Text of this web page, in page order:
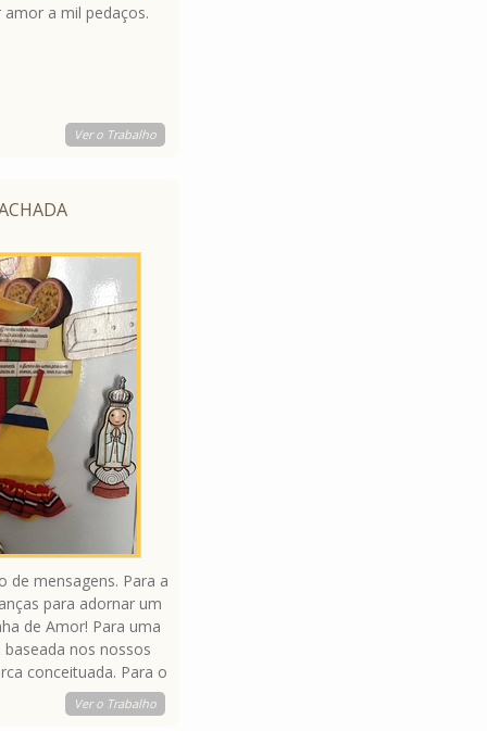
a mil pedaços.
Ver o Trabalho
de mensagens. Para a
para adornar um
de Amor! Para uma
nos nossos
conceituada. Para o
aparentemente não
reutilizar.
Ver o Trabalho